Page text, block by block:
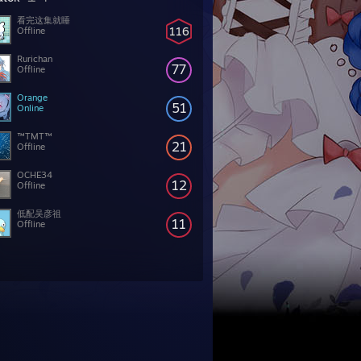
116
看完这集就睡
Offline
77
Rurichan
Offline
51
Orange
Online
21
™TMT™
Offline
12
OCHE34
Offline
11
低配吴彦祖
Offline